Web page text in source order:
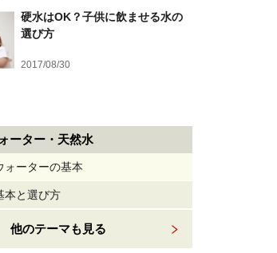
硬水はOK？子供に飲ませる水の
選び方
2017/08/30
ーター・天然水
ォーターの基本
本と選び方
他のテーマも見る